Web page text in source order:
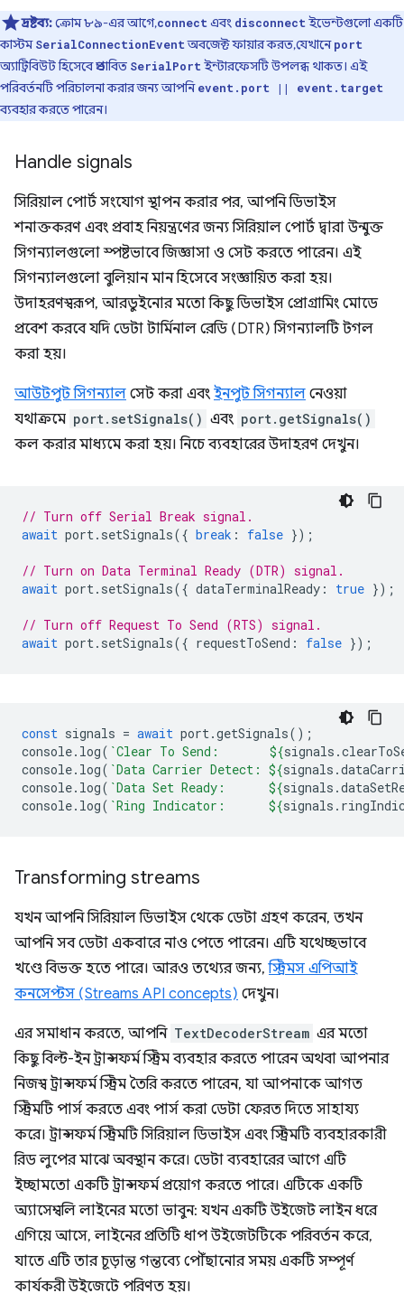
দ্রষ্টব্য:ক্রোম ৮৯-এর আগে,connect এবং disconnect ইভেন্টগুলো একটি
কাস্টমSerialConnectionEventঅবজেক্ট ফায়ার করত, যেখানেport
অ্যাট্রিবিউট হিসেবে প্রভাবিত SerialPort ইন্টারফেসটি উপলব্ধ থাকত। এই
পরিবর্তনটি পরিচালনা করার জন্য আপনিevent.port || event.target
ব্যবহার করতে পারেন।
Handle signals
সিরিয়াল পোর্ট সংযোগ স্থাপন করার পর, আপনি ডিভাইস
শনাক্তকরণ এবং প্রবাহ নিয়ন্ত্রণের জন্য সিরিয়াল পোর্ট দ্বারা উন্মুক্ত
সিগন্যালগুলো স্পষ্টভাবে জিজ্ঞাসা ও সেট করতে পারেন। এই
সিগন্যালগুলো বুলিয়ান মান হিসেবে সংজ্ঞায়িত করা হয়।
উদাহরণস্বরূপ, আরডুইনোর মতো কিছু ডিভাইস প্রোগ্রামিং মোডে
প্রবেশ করবে যদি ডেটা টার্মিনাল রেডি (DTR) সিগন্যালটি টগল
করা হয়।
আউটপুট সিগন্যাল সেট করা এবং ইনপুট সিগন্যাল নেওয়া
যথাক্রমে port.setSignals() এবং port.getSignals()
কল করার মাধ্যমে করা হয়। নিচে ব্যবহারের উদাহরণ দেখুন।
// Turn off Serial Break signal.
await port. setSignals({ break : false });
// Turn on Data Terminal Ready (DTR) signal.
await port. setSignals({ dataTerminalReady : true });
// Turn off Request To Send (RTS) signal.
await port. setSignals({ requestToSend : false });
const signals = await port.getSignals();
console. log( `Clear To Send: ${signals .
console. log( `Data Carrier Detect: ${signals .
console. log( `Data Set Ready: ${signals .
console. log( `Ring Indicator: ${signals .
Transforming streams
যখন আপনি সিরিয়াল ডিভাইস থেকে ডেটা গ্রহণ করেন, তখন
আপনি সব ডেটা একবারে নাও পেতে পারেন। এটি যথেচ্ছভাবে
খণ্ডে বিভক্ত হতে পারে। আরও তথ্যের জন্য,স্ট্রিমস এপিআই
কনসেপ্টস (Streams API concepts) দেখুন।
এর সমাধান করতে, আপনি TextDecoderStream এর মতো
কিছু বিল্ট-ইন ট্রান্সফর্ম স্ট্রিম ব্যবহার করতে পারেন অথবা আপনার
নিজস্ব ট্রান্সফর্ম স্ট্রিম তৈরি করতে পারেন, যা আপনাকে আগত
স্ট্রিমটি পার্স করতে এবং পার্স করা ডেটা ফেরত দিতে সাহায্য
করে। ট্রান্সফর্ম স্ট্রিমটি সিরিয়াল ডিভাইস এবং স্ট্রিমটি ব্যবহারকারী
রিড লুপের মাঝে অবস্থান করে। ডেটা ব্যবহারের আগে এটি
ইচ্ছামতো একটি ট্রান্সফর্ম প্রয়োগ করতে পারে। এটিকে একটি
অ্যাসেম্বলি লাইনের মতো ভাবুন: যখন একটি উইজেট লাইন ধরে
এগিয়ে আসে, লাইনের প্রতিটি ধাপ উইজেটটিকে পরিবর্তন করে,
যাতে এটি তার চূড়ান্ত গন্তব্যে পৌঁছানোর সময় একটি সম্পূর্ণ
কার্যকরী উইজেটে পরিণত হয়।